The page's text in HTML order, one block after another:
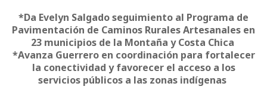
*Da Evelyn Salgado seguimiento al Programa de
Pavimentación de Caminos Rurales Artesanales en
23 municipios de la Montaña y Costa Chica
*Avanza Guerrero en coordinación para fortalecer
la conectividad y favorecer el acceso a los
servicios públicos a las zonas indígenas